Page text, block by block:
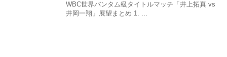
WBC世界バンタム級タイトルマッチ「井上拓真 vs
井岡一翔」展望まとめ 1. ...